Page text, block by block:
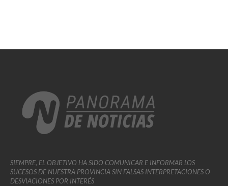
SIEMPRE, EL OBJETIVO HA SIDO COMUNICAR E INFORMAR LOS
SUCESOS DE NUESTRA PROVINCIA SIN FALSAS INTERPRETACIONES O
DESVIACIONES POR INTERÉS